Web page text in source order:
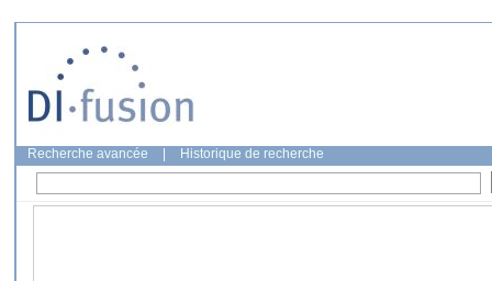
Recherche avancée Historique de recherche